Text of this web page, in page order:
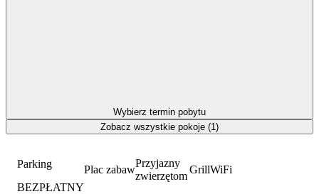
Parking
BEZPŁATNY
Plac zabaw
Przyjazny
zwierzętom
GrillWiFi
Wybierz termin pobytu
Zobacz wszystkie pokoje (1)